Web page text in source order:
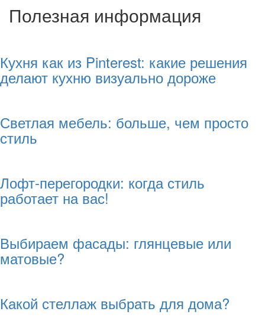
Полезная информация
Кухня как из Pinterest: какие решения
делают кухню визуально дороже
Светлая мебель: больше, чем просто
стиль
Лофт-перегородки: когда стиль
работает на вас!
Выбираем фасады: глянцевые или
матовые?
Какой стеллаж выбрать для дома?